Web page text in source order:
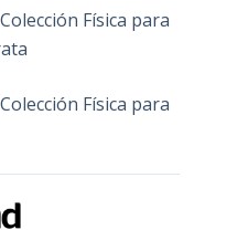
Física para
Física para